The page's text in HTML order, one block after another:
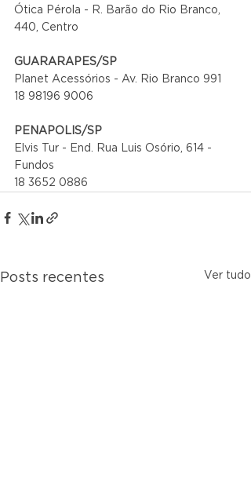
Ótica Pérola - R. Barão do Rio Branco,
440, Centro
GUARARAPES/SP
Planet Acessórios - Av. Rio Branco 991
18 98196 9006
PENAPOLIS/SP
Elvis Tur - End. Rua Luis Osório, 614 -
Fundos
18 3652 0886
Posts recentes Ver tudo